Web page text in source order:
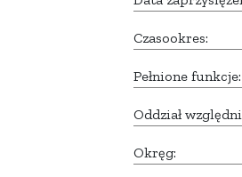
Czasookres:
Pełnione funkcje:
Oddział
Okręg: